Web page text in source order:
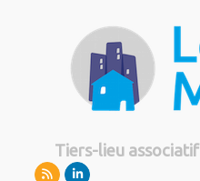
Tiers-lieu